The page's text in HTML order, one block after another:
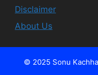
Disclaimer
About Us
© 2025 Sonu